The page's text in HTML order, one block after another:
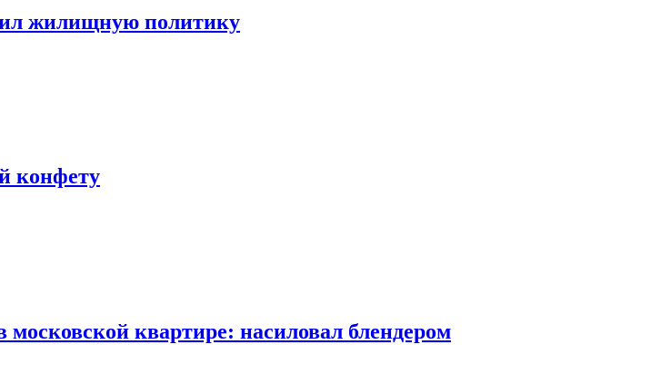
жилищную политику
конфету
квартире: насиловал блендером